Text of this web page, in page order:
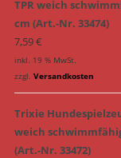
TPR weich
cm (Art.-Nr. 33474)
7,59€
inkl. 19 % MwSt.
zzgl. Versandkosten
Trixie
weich
(Art.-Nr. 33472)